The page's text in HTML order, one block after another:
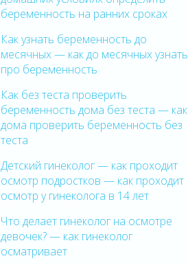
беременность на ранних сроках
Как узнать беременность до
месячных — как до месячных узнать
про беременность
Как без теста проверить
беременность дома без теста — как
дома проверить беременность без
теста
Детский гинеколог — как проходит
осмотр подростков — как проходит
осмотр у гинеколога в 14 лет
Что делает гинеколог на осмотре
девочек? — как гинеколог
осматривает